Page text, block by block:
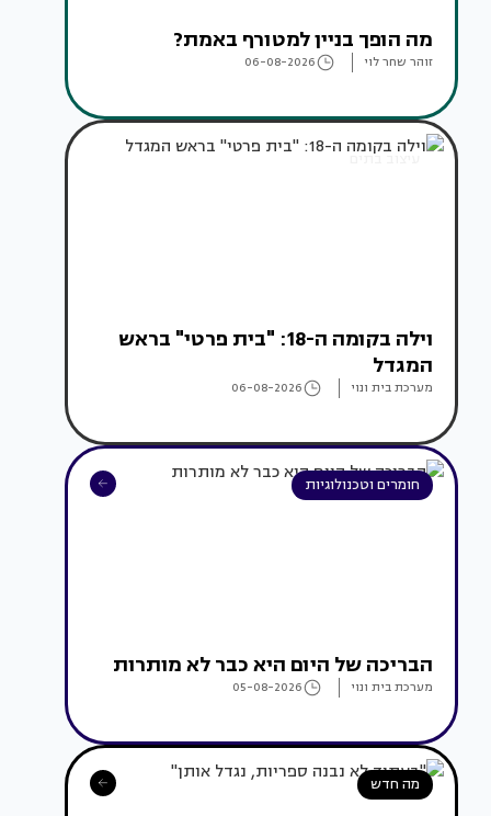
מה הופך בניין למטורף באמת?
זוהר שחר לוי 06-08-2026
עיצוב בתים
וילה בקומה ה-18: "בית פרטי" בראש
המגדל
מערכת בית ונוי 06-08-2026
חומרים וטכנולוגיות
הבריכה של היום היא כבר לא מותרות
מערכת בית ונוי 05-08-2026
מה חדש